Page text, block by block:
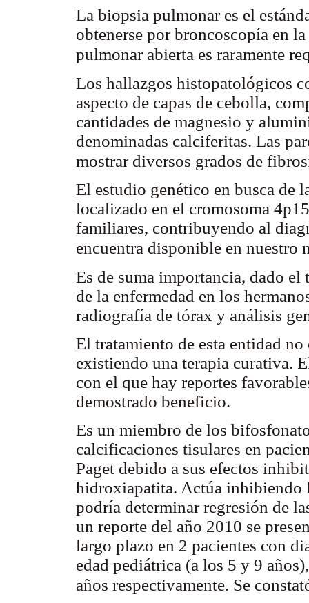
La biopsia pulmonar es el
obtenerse por broncoscopía en
pulmonar abierta es raramente
Los hallazgos histopatológicos
aspecto de capas de cebolla,
cantidades de magnesio y
denominadas calciferitas. Las
mostrar diversos grados de
El estudio genético en busca de
localizado en el cromosoma
familiares, contribuyendo al
encuentra disponible en nuestro
Es de suma importancia, dado
de la enfermedad en los
radiografía de tórax y análisis
El tratamiento de esta entidad
existiendo una terapia curativa.
con el que hay reportes
demostrado beneficio.
Es un miembro de los
calcificaciones tisulares en
Paget debido a sus efectos
hidroxiapatita. Actúa inhibiendo
podría determinar regresión de
un reporte del año 2010 se
largo plazo en 2 pacientes con
edad pediátrica (a los 5 y 9
años respectivamente. Se